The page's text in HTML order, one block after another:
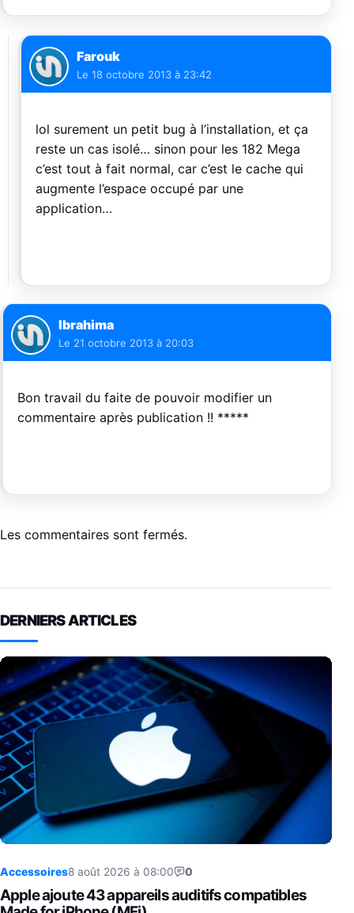
Farouk
Le 18 octobre 2013 à 23:42
lol surement un petit bug à l’installation, et ça
reste un cas isolé… sinon pour les 182 Mega
c’est tout à fait normal, car c’est le cache qui
augmente l’espace occupé par une
application…
Ibrahima
Le 21 octobre 2013 à 20:03
Bon travail du faite de pouvoir modifier un
commentaire après publication !! *****
Les commentaires sont fermés.
DERNIERS ARTICLES
Accessoires8 août 2026 à 08:00 0
Apple ajoute 43 appareils auditifs compatibles